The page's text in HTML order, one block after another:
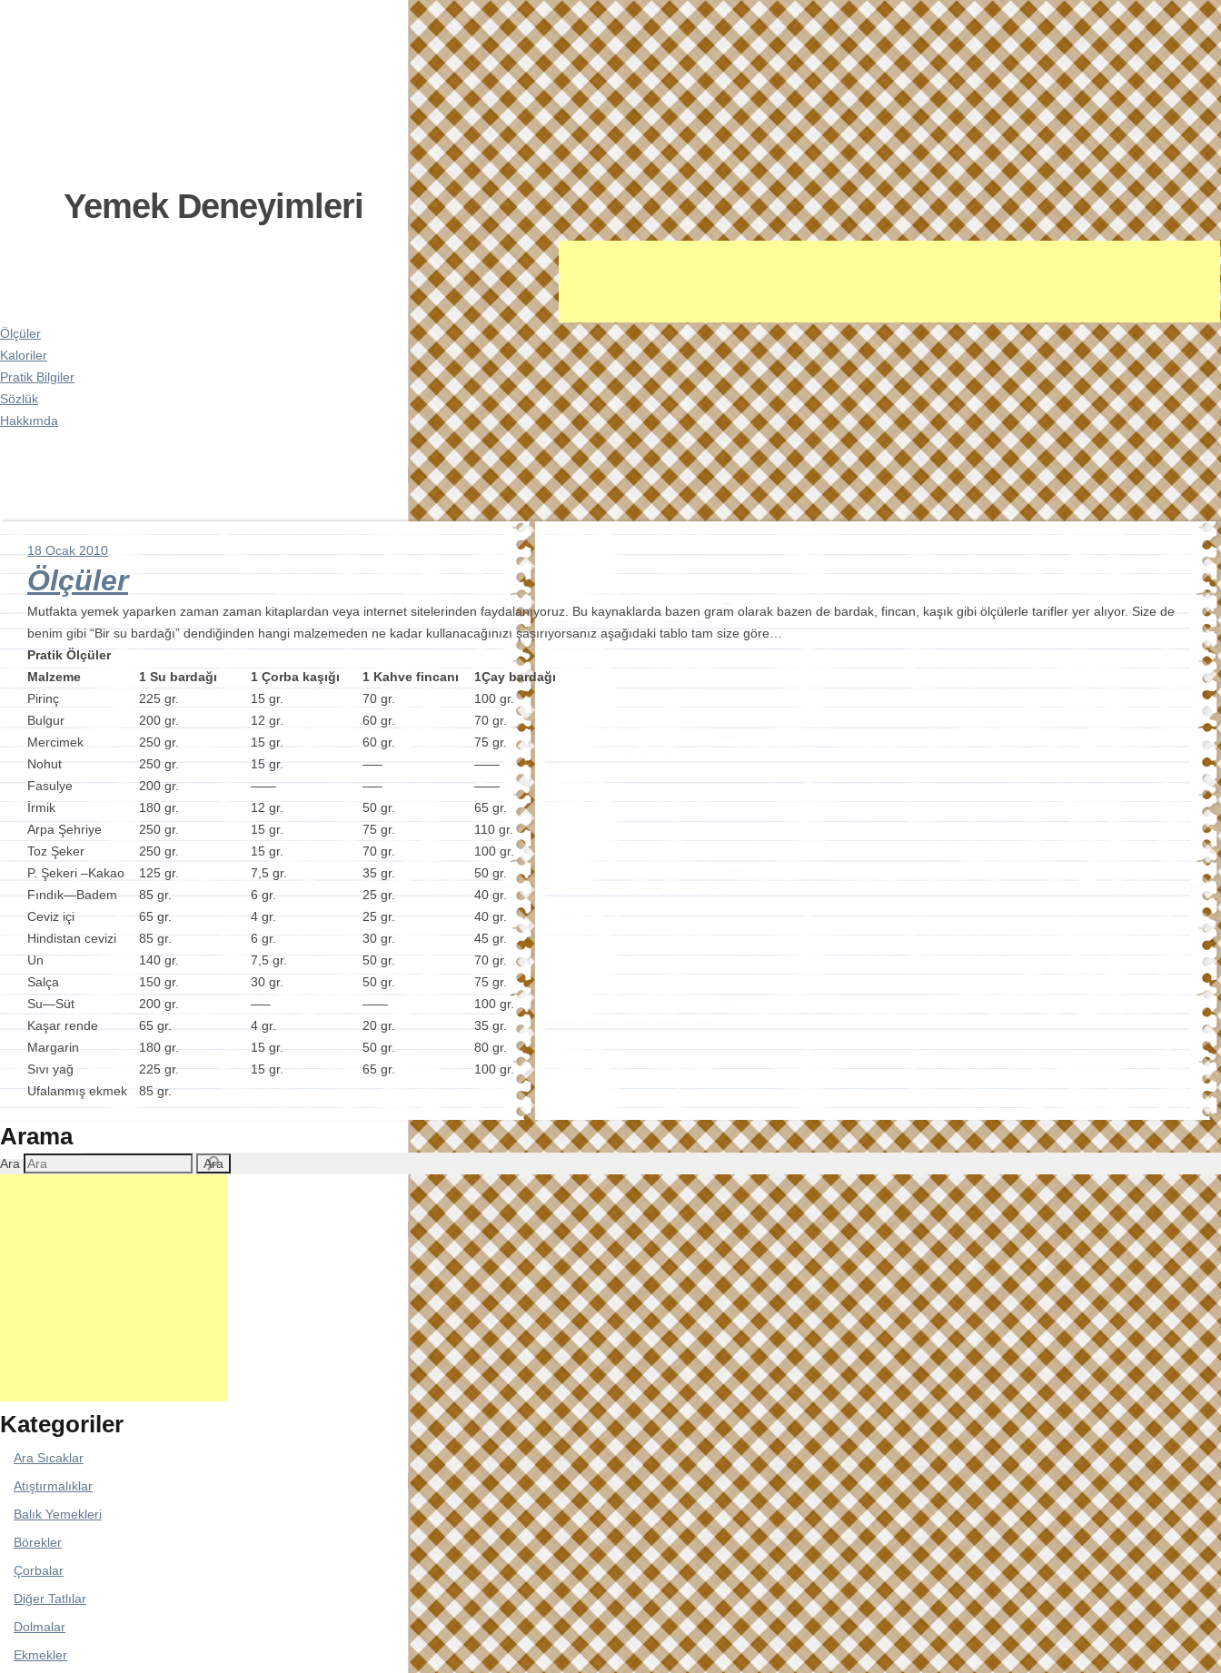
Yemek Deneyimleri
Ölçüler
Kaloriler
Pratik Bilgiler
Sözlük
Hakkımda
18 Ocak 2010
Ölçüler
Mutfakta yemek yaparken zaman zaman kitaplardan veya internet sitelerinden faydalanıyoruz. Bu kaynaklarda bazen gram olarak bazen de bardak, fincan, kaşık gibi ölçülerle tarifler yer alıyor. Size de
benim gibi “Bir su bardağı” dendiğinden hangi malzemeden ne kadar kullanacağınızı şaşırıyorsanız aşağıdaki tablo tam size göre…
Pratik Ölçüler
Malzeme
1 Su bardağı 1 Çorba kaşığı 1 Kahve fincanı
1Çay bardağı
Pirinç
225 gr. 15 gr. 70 gr.
100 gr.
Bulgur
200 gr. 12 gr. 60 gr.
70 gr.
Mercimek
250 gr. 15 gr. 60 gr.
75 gr.
Nohut
250 gr. 15 gr. —–
——
Fasulye
200 gr. —— —–
——
İrmik
180 gr. 12 gr. 50 gr.
65 gr.
Arpa Şehriye
250 gr. 15 gr. 75 gr.
110 gr.
Toz Şeker
250 gr. 15 gr. 70 gr.
100 gr.
P. Şekeri –Kakao
125 gr. 7,5 gr. 35 gr.
50 gr.
Fındık—Badem
85 gr. 6 gr. 25 gr.
40 gr.
Ceviz içi
65 gr. 4 gr. 25 gr.
40 gr.
Hindistan cevizi
85 gr. 6 gr. 30 gr.
45 gr.
Un
140 gr. 7,5 gr. 50 gr.
70 gr.
Salça
150 gr. 30 gr. 50 gr.
75 gr.
Su—Süt
200 gr. —– ——
100 gr.
Kaşar rende
65 gr. 4 gr. 20 gr.
35 gr.
Margarin
180 gr. 15 gr. 50 gr.
80 gr.
Sıvı yağ
225 gr. 15 gr. 65 gr.
100 gr.
Ufalanmış ekmek
85 gr.
Arama
Ara
Kategoriler
Ara Sıcaklar
Atıştırmalıklar
Balık Yemekleri
Börekler
Çorbalar
Diğer Tatlılar
Dolmalar
Ekmekler